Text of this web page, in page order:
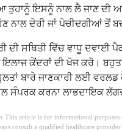
ਤੁਹਾਨੂੰ ਇਸਨੂੰ ਨਾਲ ਲੈ ਜਾਣ ਦੀ
ਨਾਲ ਦੇਰੀ ਜਾਂ ਪੇਚੀਦਗੀਆਂ ਤੋਂ
ਦੀ ਸਥਿਤੀ ਵਿੱਚ ਵਾਧੂ
ਇਲਾਜ ਕੇਂਦਰਾਂ ਦੀ ਖੋਜ ਕਰੋ।
ਬਾਰੇ ਜਾਣਕਾਰੀ ਲਈ
ਸੰਪਰਕ ਕਰਨਾ ਲਾਭਦਾਇਕ
This article is for informational purposes
consult a qualified healthcare